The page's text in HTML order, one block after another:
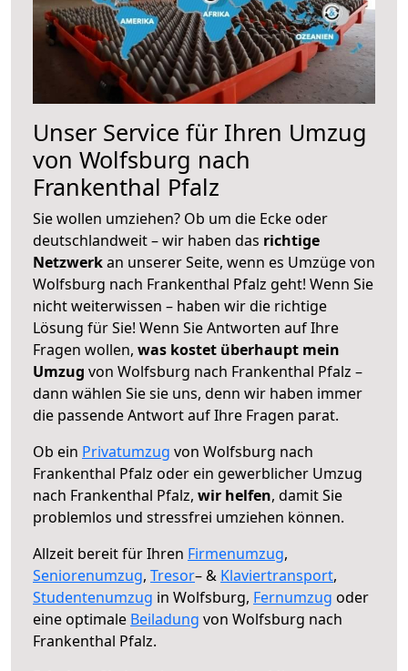
Unser Service für Ihren Umzug
von Wolfsburg nach
Frankenthal Pfalz
Sie wollen umziehen? Ob um die Ecke oder
deutschlandweit – wir haben das richtige
Netzwerkan unserer Seite, wenn es Umzüge von
Wolfsburg nach Frankenthal Pfalz geht! Wenn Sie
nicht weiterwissen – haben wir die richtige
Lösung für Sie! Wenn Sie Antworten auf Ihre
Fragen wollen, was kostet überhaupt mein
Umzug von Wolfsburg nach Frankenthal Pfalz –
dann wählen Sie sie uns, denn wir haben immer
die passende Antwort auf Ihre Fragen parat.
Ob ein Privatumzug von Wolfsburg nach
Frankenthal Pfalz oder ein gewerblicher Umzug
nach Frankenthal Pfalz, wir helfen, damit Sie
problemlos und stressfrei umziehen können.
Allzeit bereit für Ihren Firmenumzug,
Seniorenumzug, Tresor– & Klaviertransport,
Studentenumzug in Wolfsburg, Fernumzug oder
eine optimale Beiladung von Wolfsburg nach
Frankenthal Pfalz.